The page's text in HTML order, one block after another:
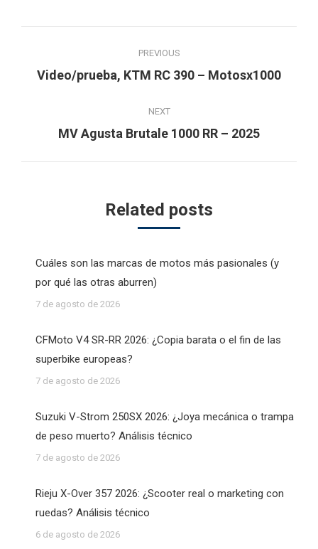
navigation
PREVIOUS
Previous
Video/prueba, KTM RC 390 – Motosx1000
NEXT
Next
MV Agusta Brutale 1000 RR – 2025
Related posts
Cuáles son las marcas de motos más pasionales (y
por qué las otras aburren)
7 de agosto de 2026
CFMoto V4 SR-RR 2026: ¿Copia barata o el fin de las
superbike europeas?
7 de agosto de 2026
Suzuki V-Strom 250SX 2026: ¿Joya mecánica o trampa
de peso muerto? Análisis técnico
7 de agosto de 2026
Rieju X-Over 357 2026: ¿Scooter real o marketing con
ruedas? Análisis técnico
6 de agosto de 2026